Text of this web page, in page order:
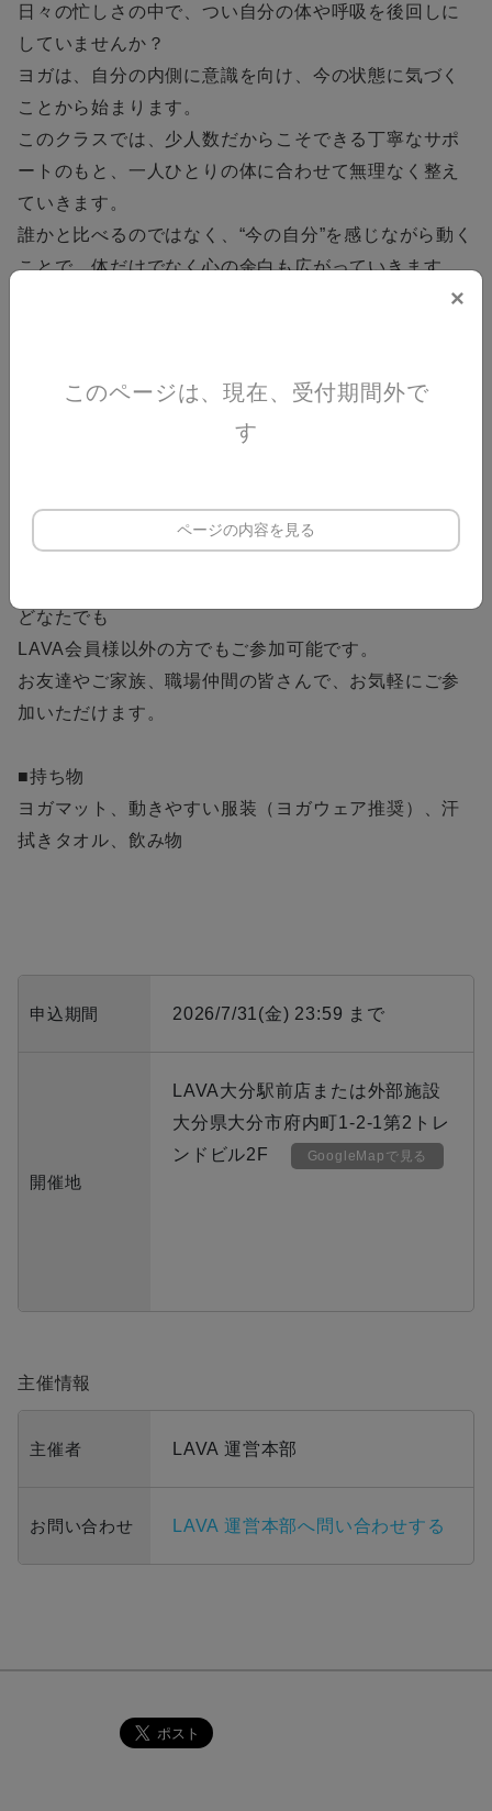
日々の忙しさの中で、つい自分の体や呼吸を後回しに
していませんか？
ヨガは、自分の内側に意識を向け、今の状態に気づく
ことから始まります。
このクラスでは、少人数だからこそできる丁寧なサポ
ートのもと、一人ひとりの体に合わせて無理なく整え
ていきます。
誰かと比べるのではなく、“今の自分”を感じながら動く
ことで、体だけでなく心の余白も広がっていきます。
す）
どなたでも
LAVA会員様以外の方でもご参加可能です。
お友達やご家族、職場仲間の皆さんで、お気軽にご参
加いただけます。
■持ち物
ヨガマット、動きやすい服装（ヨガウェア推奨）、汗
拭きタオル、飲み物
申込期間 2026/7/31(金) 23:59 まで
開催地
LAVA大分駅前店または外部施設
大分県大分市府内町1-2-1第2トレ
ンドビル2F
GoogleMapで見る
主催情報
主催者 LAVA 運営本部
お問い合わせ LAVA 運営本部へ問い合わせする
×
このページは、現在、受付期間外で
す
ページの内容を見る